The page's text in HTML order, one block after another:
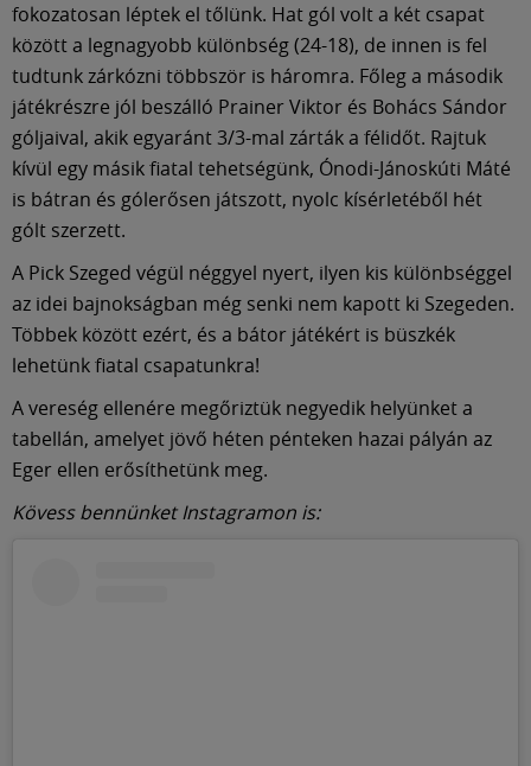
fokozatosan léptek el tőlünk. Hat gól volt a két csapat
között a legnagyobb különbség (24-18), de innen is fel
tudtunk zárkózni többször is háromra. Főleg a második
játékrészre jól beszálló Prainer Viktor és Bohács Sándor
góljaival, akik egyaránt 3/3-mal zárták a félidőt. Rajtuk
kívül egy másik fiatal tehetségünk, Ónodi-Jánoskúti Máté
is bátran és gólerősen játszott, nyolc kísérletéből hét
gólt szerzett.
A Pick Szeged végül néggyel nyert, ilyen kis különbséggel
az idei bajnokságban még senki nem kapott ki Szegeden.
Többek között ezért, és a bátor játékért is büszkék
lehetünk fiatal csapatunkra!
A vereség ellenére megőriztük negyedik helyünket a
tabellán, amelyet jövő héten pénteken hazai pályán az
Eger ellen erősíthetünk meg.
Kövess bennünket Instagramon is: